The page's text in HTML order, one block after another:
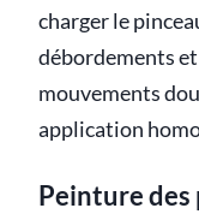
charger le
débordements
mouvements
application
Peinture des